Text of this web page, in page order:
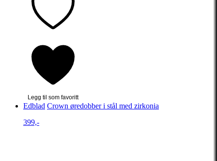
Legg til som favoritt
Edblad Crown øredobber i stål med zirkonia
399,-